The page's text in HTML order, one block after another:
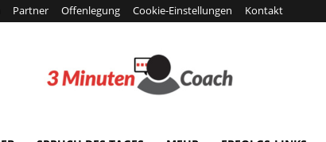
Partner Offenlegung Cookie-Einstellungen Kontakt